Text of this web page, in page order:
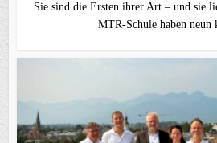
Sie sind die Ersten ihrer Art – und sie
MTR-Schule haben neun